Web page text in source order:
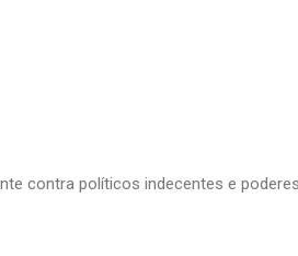
contra políticos indecentes e